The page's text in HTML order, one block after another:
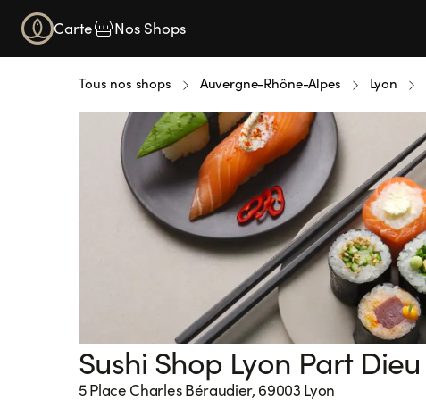
Carte Nos Shops
Tous nos shops Auvergne-Rhône-Alpes Lyon
Sushi Shop Lyon Part Dieu
5 Place Charles Béraudier, 69003 Lyon